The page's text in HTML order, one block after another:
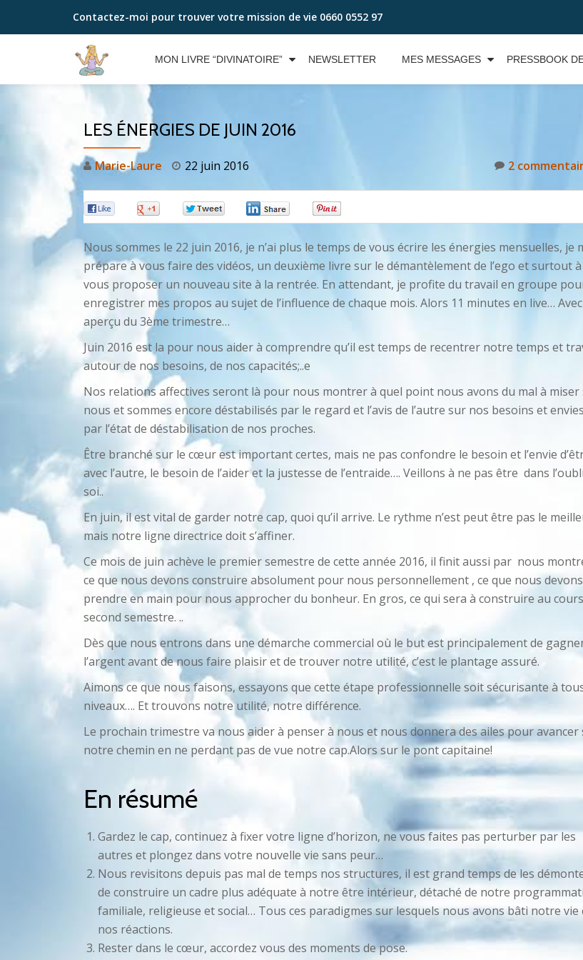
Aller
Contactez-moi pour trouver votre mission de vie 0660 0552 97
MON LIVRE “DIVINATOIRE” NEWSLETTER MES MESSAGES PRESSBOOK
LES ÉNERGIES DE JUIN 2016
Marie-Laure 22 juin 2016 2
Nous sommes le 22 juin 2016, je n’ai plus le temps de vous écrire les énergies mensuelles, je
prépare à vous faire des vidéos, un deuxième livre sur le démantèlement de l’ego et surtout à
vous proposer un nouveau site à la rentrée. En attendant, je profite du travail en groupe
enregistrer mes propos au sujet de l’influence de chaque mois. Alors 11 minutes en live…
aperçu du 3ème trimestre…
Juin 2016 est la pour nous aider à comprendre qu’il est temps de recentrer notre temps et
autour de nos besoins, de nos capacités;..e
Nos relations affectives seront là pour nous montrer à quel point nous avons du mal à miser
nous et sommes encore déstabilisés par le regard et l’avis de l’autre sur nos besoins et
par l’état de déstabilisation de nos proches.
Être branché sur le cœur est important certes, mais ne pas confondre le besoin et l’envie
avec l’autre, le besoin de l’aider et la justesse de l’entraide…. Veillons à ne pas être dans
soi..
En juin, il est vital de garder notre cap, quoi qu’il arrive. Le rythme n’est peut être pas le
mais notre ligne directrice doit s’affiner.
Ce mois de juin achève le premier semestre de cette année 2016, il finit aussi par nous
ce que nous devons construire absolument pour nous personnellement , ce que nous devons
prendre en main pour nous approcher du bonheur. En gros, ce qui sera à construire au
second semestre. ..
Dès que nous entrons dans une démarche commercial où le but est principalement de
l’argent avant de nous faire plaisir et de trouver notre utilité, c’est le plantage assuré.
Aimons ce que nous faisons, essayons que cette étape professionnelle soit sécurisante à
niveaux…. Et trouvons notre utilité, notre différence.
Le prochain trimestre va nous aider à penser à nous et nous donnera des ailes pour avancer
notre chemin en ne perdant pas de vue notre cap.Alors sur le pont capitaine!
En résumé
Gardez le cap, continuez à fixer votre ligne d’horizon, ne vous faites pas perturber par les
autres et plongez dans votre nouvelle vie sans peur…
Nous revisitons depuis pas mal de temps nos structures, il est grand temps de les
de construire un cadre plus adéquate à notre être intérieur, détaché de notre
familiale, religieuse et social… Tous ces paradigmes sur lesquels nous avons bâti notre vie
nos réactions.
Rester dans le cœur, accordez vous des moments de pose.